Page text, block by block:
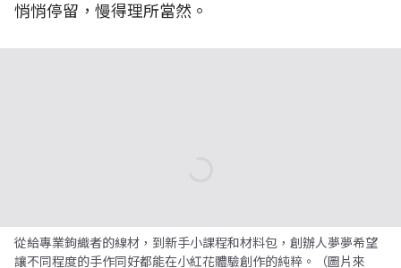
悄悄停留，慢得理所當然。
從給專業鉤織者的線材，到新手小課程和材料包，創辦人夢夢希望
讓不同程度的手作同好都能在小紅花體驗創作的純粹。（圖片來